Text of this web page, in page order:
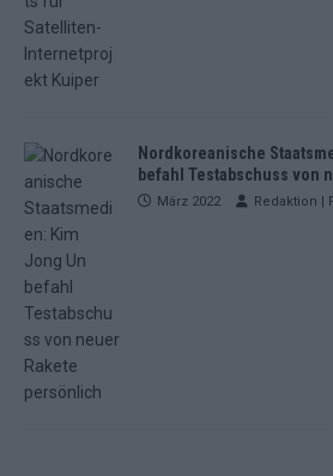
Nordkoreanische
befahl Testabschuss von
März 2022 Redaktion |